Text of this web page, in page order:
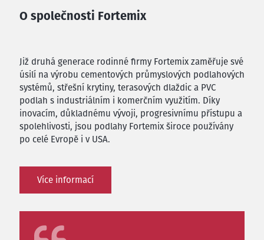
O společnosti Fortemix
Již druhá generace rodinné firmy Fortemix zaměřuje své
úsilí na výrobu cementových průmyslových podlahových
systémů, střešní krytiny, terasových dlaždic a PVC
podlah s industriálním i komerčním využitím. Díky
inovacím, důkladnému vývoji, progresivnímu přístupu a
spolehlivosti, jsou podlahy Fortemix široce používány
po celé Evropě i v USA.
Více informací